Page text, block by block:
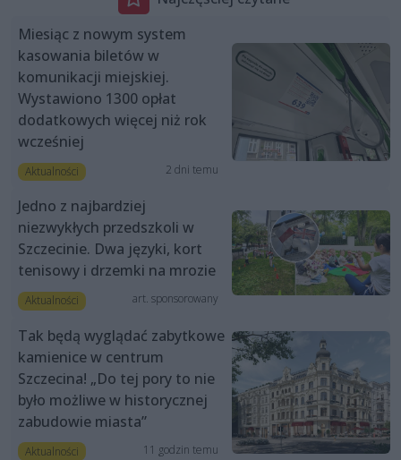
Miesiąc z nowym system
kasowania biletów w
komunikacji miejskiej.
Wystawiono 1300 opłat
dodatkowych więcej niż rok
wcześniej
Aktualności 2 dni temu
Jedno z najbardziej
niezwykłych przedszkoli w
Szczecinie. Dwa języki, kort
tenisowy i drzemki na mrozie
Aktualności art. sponsorowany
Tak będą wyglądać zabytkowe
kamienice w centrum
Szczecina! „Do tej pory to nie
było możliwe w historycznej
zabudowie miasta”
Aktualności 11 godzin temu